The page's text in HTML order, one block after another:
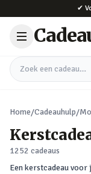
✔
Zoek een cadeau
Home/Cadeauhulp/
1252 cadeaus
Een kerstcadeau